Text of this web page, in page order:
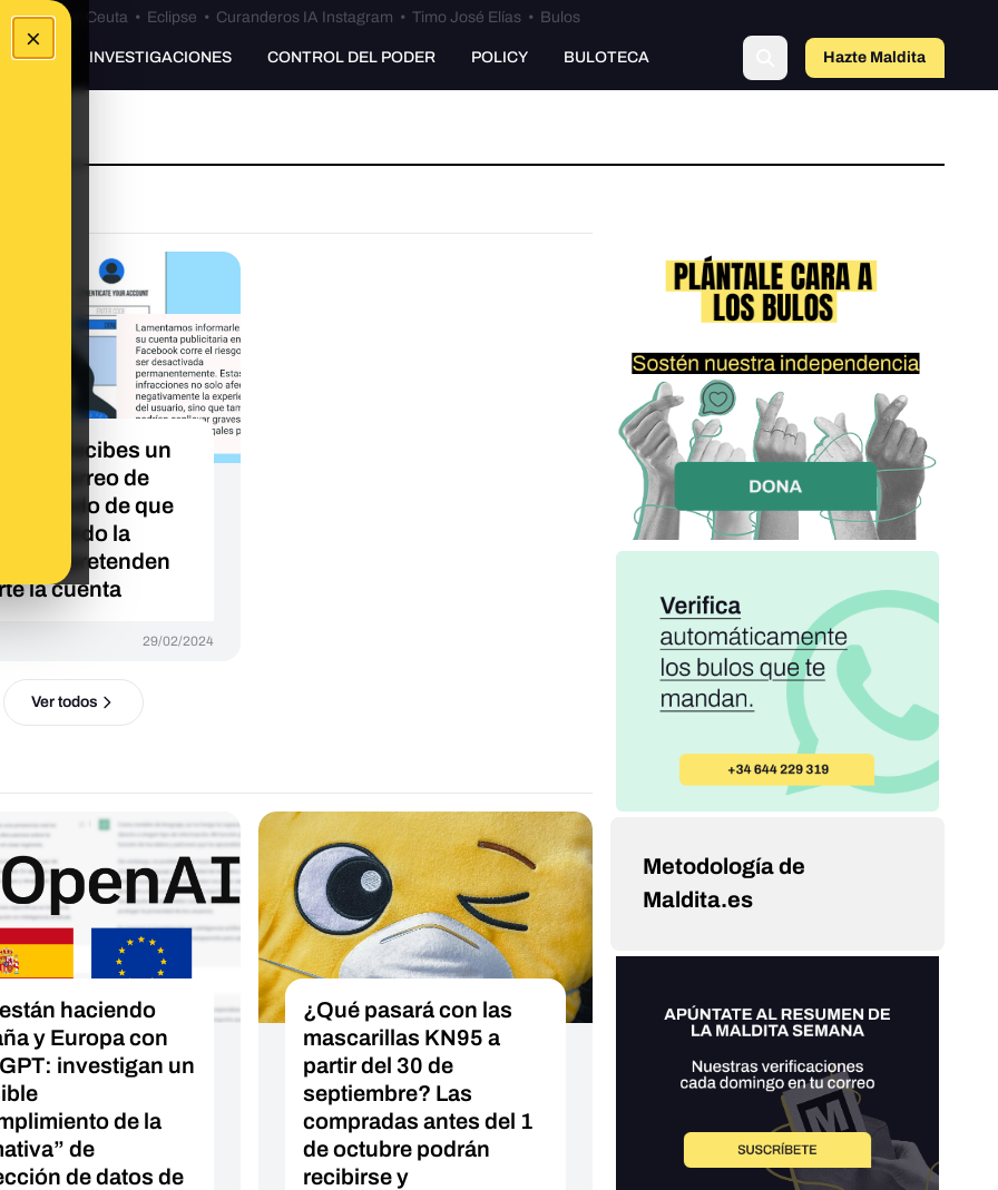
×
•Bulos Ceuta • Eclipse • Curanderos IA Instagram • Timo José Elías • Bulos
INVESTIGACIONES CONTROL DEL PODER POLICY BULOTECA Hazte Maldita
si recibes un
correo de
avisando de que
la
pretenden
la cuenta
29/02/2024
Ver todos
haciendo
y Europa con
investigan un
de la
de
de datos de
¿Qué pasará con las
mascarillas KN95 a
partir del 30 de
septiembre? Las
compradas antes del 1
de octubre podrán
recibirse y
Metodología de
Maldita.es